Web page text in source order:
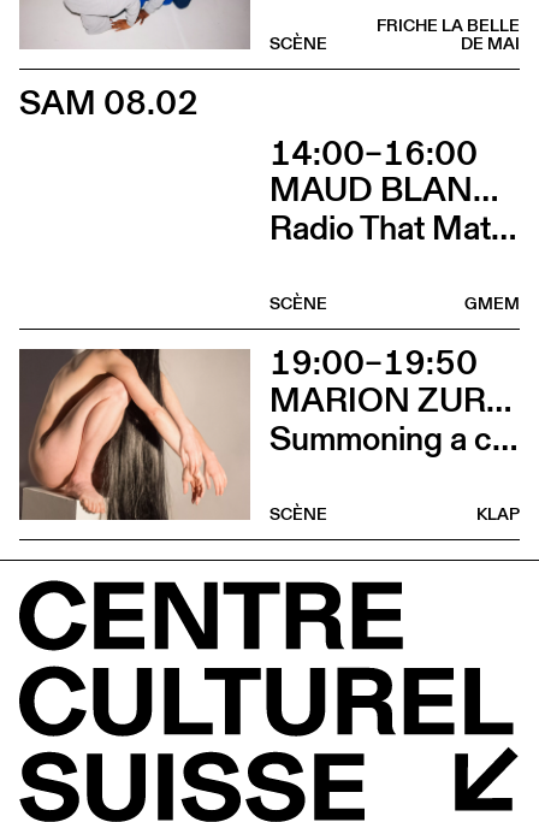
FRICHE LA BELLE
DE MAI
SCÈNE
SAM 08.02
14:00–16:00
MAUD BLANDEL, FLAVIO VIRZÌ, ASLAA
Radio That Matters
GMEM
SCÈNE
19:00–19:50
MARION ZURBACH
Summoning a chorus of vilaines
KLAP
SCÈNE